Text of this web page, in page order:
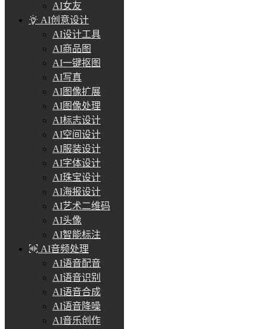
AI女友
AI创意设计
AI设计工具
AI商品图
AI一键抠图
AI写真
AI图像扩展
AI图像处理
AI标志设计
AI空间设计
AI服装设计
AI字体设计
AI珠宝设计
AI海报设计
AI艺术二维码
AI头像
AI智能标注
AI音频处理
AI语音配音
AI语音识别
AI语音合成
AI语音降噪
AI音乐创作